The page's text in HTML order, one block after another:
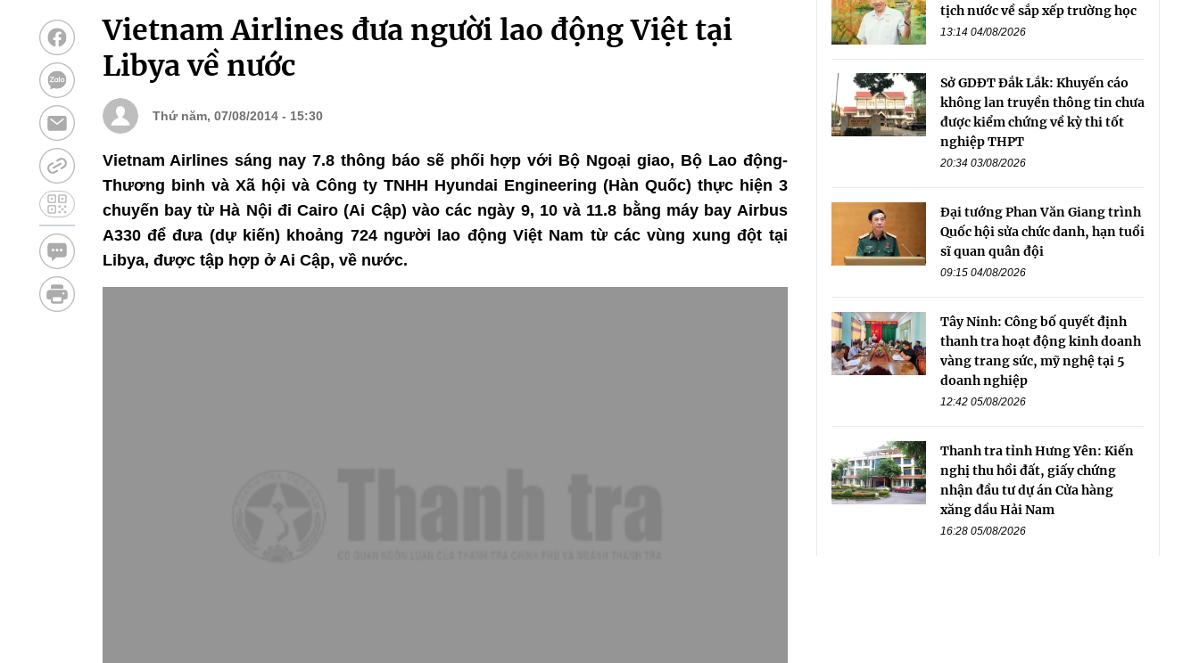
Vietnam Airlines đưa người lao động Việt tại
Libya về nước
Thứ năm, 07/08/2014 - 15:30
Vietnam Airlines sáng nay 7.8 thông báo sẽ phối hợp với Bộ Ngoại giao, Bộ Lao động-
Thương binh và Xã hội và Công ty TNHH Hyundai Engineering (Hàn Quốc) thực hiện 3
chuyến bay từ Hà Nội đi Cairo (Ai Cập) vào các ngày 9, 10 và 11.8 bằng máy bay Airbus
A330 để đưa (dự kiến) khoảng 724 người lao động Việt Nam từ các vùng xung đột tại
Libya, được tập hợp ở Ai Cập, về nước.
tịch nước về sắp xếp trường học
13:14 04/08/2026
Sở GDĐT Đắk Lắk: Khuyến cáo
không lan truyền thông tin chưa
được kiểm chứng về kỳ thi tốt
nghiệp THPT
20:34 03/08/2026
Đại tướng Phan Văn Giang trình
Quốc hội sửa chức danh, hạn tuổi
sĩ quan quân đội
09:15 04/08/2026
Tây Ninh: Công bố quyết định
thanh tra hoạt động kinh doanh
vàng trang sức, mỹ nghệ tại 5
doanh nghiệp
12:42 05/08/2026
Thanh tra tỉnh Hưng Yên: Kiến
nghị thu hồi đất, giấy chứng
nhận đầu tư dự án Cửa hàng
xăng dầu Hải Nam
16:28 05/08/2026